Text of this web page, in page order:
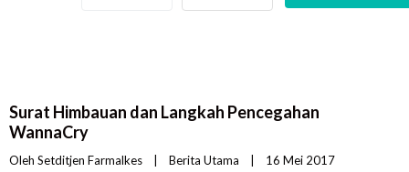
Surat Himbauan dan Langkah Pencegahan
WannaCry
Oleh Setditjen Farmalkes Berita Utama 16 Mei 2017